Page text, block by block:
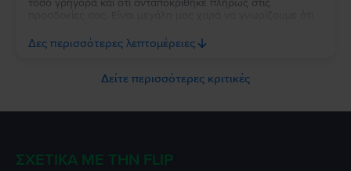
τόσο γρήγορα και ότι ανταποκρίθηκε πλήρως στις
απόλυτα ικανοποιημένη. Σας ευχαριστούμε για την
εμπιστοσύνη σας και σας ευχόμαστε να χαρείτε τη νέα σας
Δες περισσότερες λεπτομέρειες
Δείτε περισσότερες κριτικές
ΣΧΕΤΙΚΆ ΜΕ ΤΗΝ FLIP